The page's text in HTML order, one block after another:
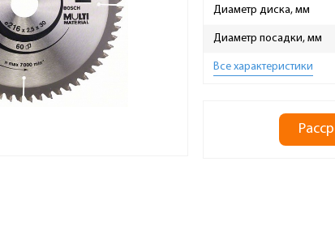
Диаметр диска, мм
Диаметр посадки, мм
Все характеристики